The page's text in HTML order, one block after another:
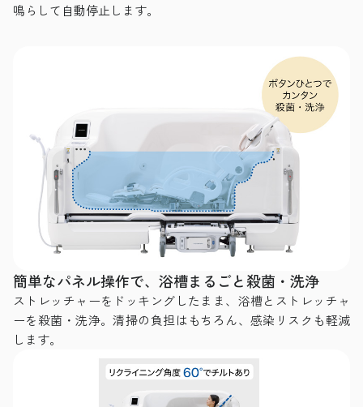
鳴らして自動停止します。
簡単なパネル操作で、浴槽まるごと殺菌・洗浄
ストレッチャーをドッキングしたまま、浴槽とストレッチャ
ーを殺菌・洗浄。清掃の負担はもちろん、感染リスクも軽減
します。